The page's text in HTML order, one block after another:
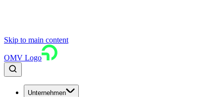
Skip to main content
OMV Logo
Unternehmen